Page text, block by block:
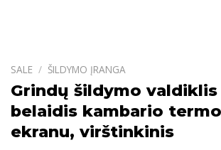
SALE / ŠILDYMO ĮRANGA
Grindų šildymo
belaidis kambario
ekranu, virštinkinis